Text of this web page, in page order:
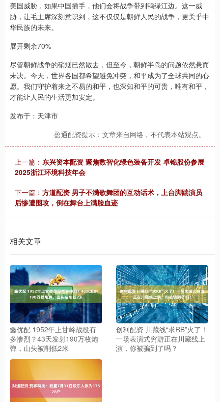
美国威胁，如果中国插手，他们会将战争带到鸭绿江边。这一威
胁，让毛主席深刻意识到，这不仅仅是朝鲜人民的战争，更关乎中
华民族的未来。
展开剩余70%
尽管朝鲜战争的硝烟已然散去，但至今，朝鲜半岛的问题依然悬而
未决。今天，世界各国都希望避免冲突，和平成为了全球共同的心
愿。我们守护着来之不易的和平，也深知和平的可贵，唯有和平，
才能让人民的生活更加安定。
发布于：天津市
盈通配资提示：文章来自网络，不代表本站观点。
上一篇： 东兴资本配资 聚焦数智化绿色装备开发 卓锦股份参展
2025浙江环境科技年会
下一篇： 方道配资 男子不满歌舞团的互动话术，上台脚踹演员
后惨遭围攻，倒在舞台上满脸血迹
相关文章
鑫优配 1952年上甘岭战役有
多惨烈？43天发射190万枚炮
弹，山头被削低2米
创利配资 川藏线“求RB”火了！
一场表演式穷游正在川藏线上
演，你被骗到了吗？